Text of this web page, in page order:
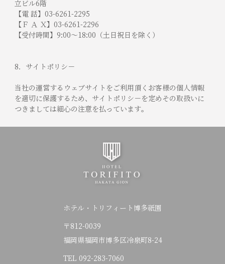
立ビル6階
【電 話】03-6261-2295
【Ｆ Ａ Ｘ】03-6261-2296
【受付時間】9:00～18:00（土日祝日を除く）
8．サイトポリシ－
当社の運営するウェブサイトをご利用頂くお客様の個人情報
を適切に保護するため、サイトポリシ－を定めその取扱いに
つきましては細心の注意を払っています。
ホテル・トリフィート博多祇園
〒812-0039
福岡県福岡市博多区冷泉町8-24
TEL 092-283-7060